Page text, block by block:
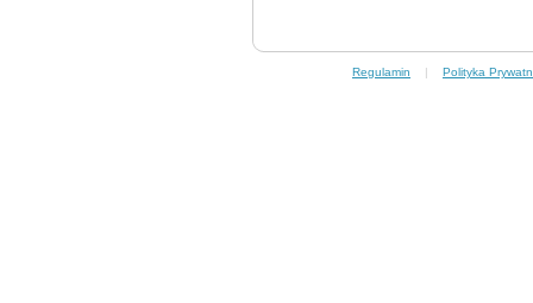
Regulamin | Polityka